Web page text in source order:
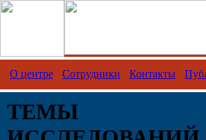
О центре Сотрудники Контакты
ТЕМЫ